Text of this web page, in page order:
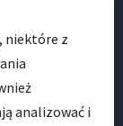
niektóre z
analizować i